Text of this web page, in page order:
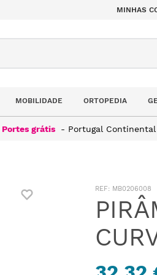
MINHAS
MOBILIDADE ORTOPEDIA
Portes grátis - Portugal Continental
: MB0206008